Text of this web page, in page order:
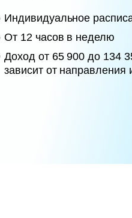
Индивидуальное
От 12 часов в неделю
Доход от 65 900 до 134
зависит от направления